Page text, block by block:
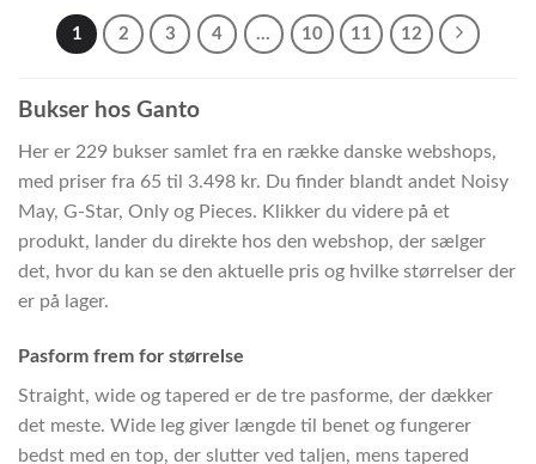
1 2 3 4 … 10 11 12
Bukser hos Ganto
Her er 229 bukser samlet fra en række danske webshops,
med priser fra 65 til 3.498 kr. Du finder blandt andet Noisy
May, G-Star, Only og Pieces. Klikker du videre på et
produkt, lander du direkte hos den webshop, der sælger
det, hvor du kan se den aktuelle pris og hvilke størrelser der
er på lager.
Pasform frem for størrelse
Straight, wide og tapered er de tre pasforme, der dækker
det meste. Wide leg giver længde til benet og fungerer
bedst med en top, der slutter ved taljen, mens tapered